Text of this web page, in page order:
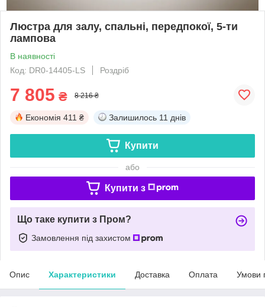
Люстра для залу, спальні, передпокої, 5-ти
лампова
В наявності
Код: DR0-14405-LS
Роздріб
7 805 ₴ 8 216 ₴
Економія 411 ₴ Залишилось 11 днів
Купити
або
Купити з
Що таке купити з Пром?
Замовлення під захистом
Опис Характеристики Доставка Оплата Умови